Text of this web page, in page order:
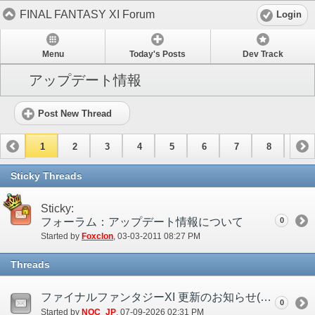
FINAL FANTASY XI Forum Login
Menu Today's Posts Dev Track
アップデート情報
Post New Thread
1 2 3 4 5 6 7 8 9
10 11
Sticky Threads
Sticky:
フォーラム：アップデート情報について
Started by Foxclon‎, 03-03-2011 08:27 PM
0
Threads
ファイナルファンタジーXI 更新のお知らせ(7/9)
Started by NOC_JP ‎, 07-09-2026 02:31 PM
0